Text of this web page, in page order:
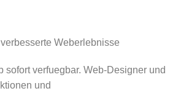
Weberlebnisse
sofort verfuegbar. Web-Designer und
und